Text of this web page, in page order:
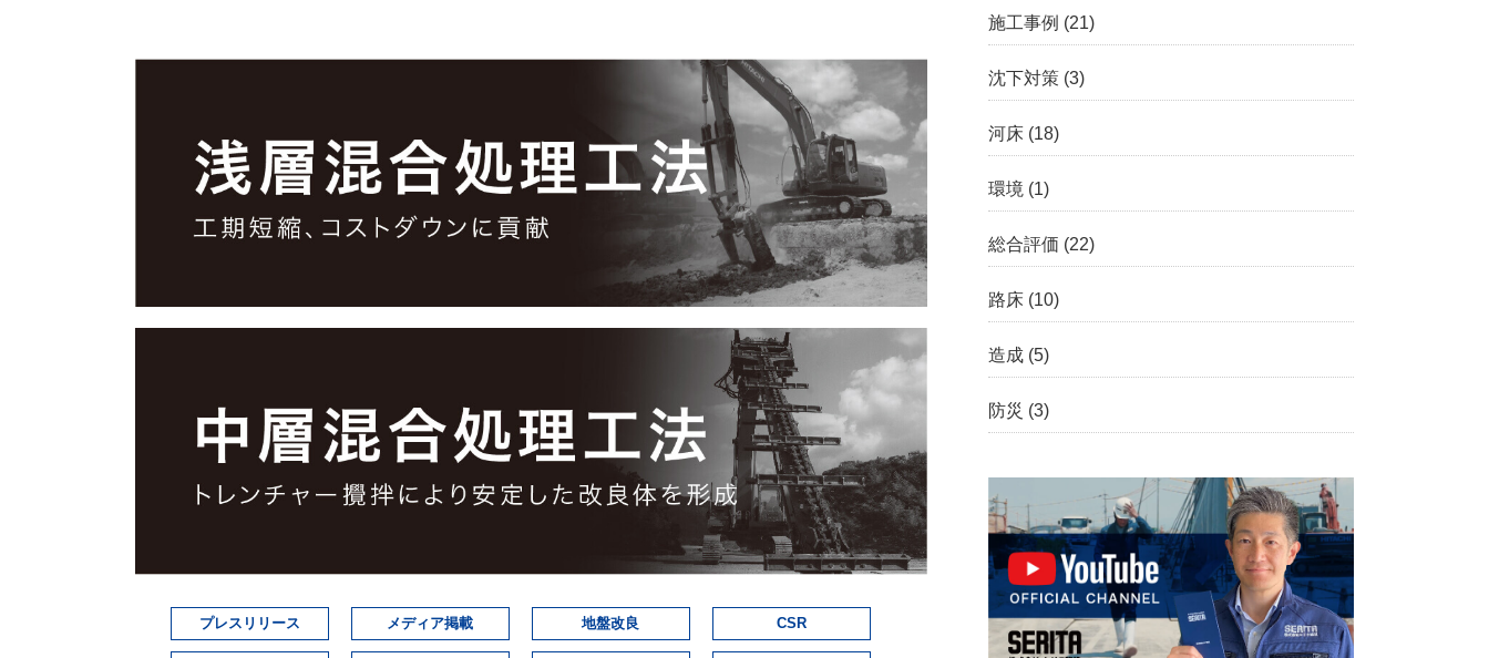
プレスリリース メディア掲載 地盤改良 CSR
施工事例 (21)
沈下対策 (3)
河床 (18)
環境 (1)
総合評価 (22)
路床 (10)
造成 (5)
防災 (3)